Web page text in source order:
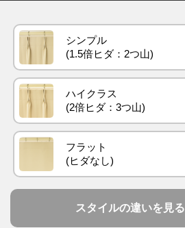
シンプル
ハイクラス
フラット
スタイルの違いを見る